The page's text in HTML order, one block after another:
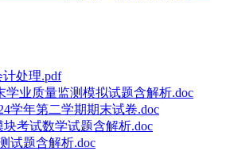
处理.pdf
业质量监测模拟试题含解析.doc
学年第二学期期末试卷.doc
考试数学试题含解析.doc
试题含解析.doc